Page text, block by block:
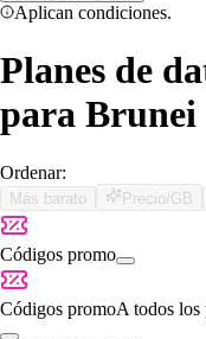
Aplican condiciones.
Planes de
para Brunei
Ordenar:
Más barato Precio/GB
Códigos promo
Códigos promoA todos los